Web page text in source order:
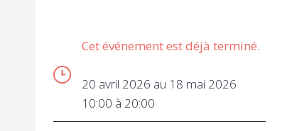
Cet événement est déjà terminé.
20 avril 2026 au 18 mai 2026
10:00 à 20:00